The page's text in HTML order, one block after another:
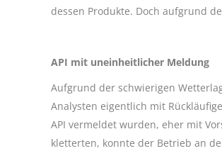
dessen Produkte. Doch aufgrund
API mit uneinheitlicher Meldung
Aufgrund der schwierigen
Analysten eigentlich mit
API vermeldet wurden, eher mit
kletterten, konnte der Betrieb an